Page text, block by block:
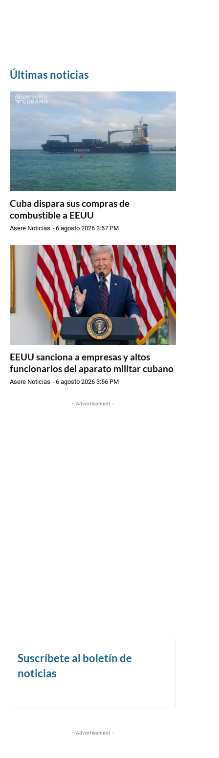
Últimas noticias
Cuba dispara sus compras de
combustible a EEUU
Asere Noticias -6 agosto 2026 3:57 PM
EEUU sanciona a empresas y altos
funcionarios del aparato militar cubano
Asere Noticias -6 agosto 2026 3:56 PM
- Advertisement -
Suscríbete al boletín de
noticias
- Advertisement -